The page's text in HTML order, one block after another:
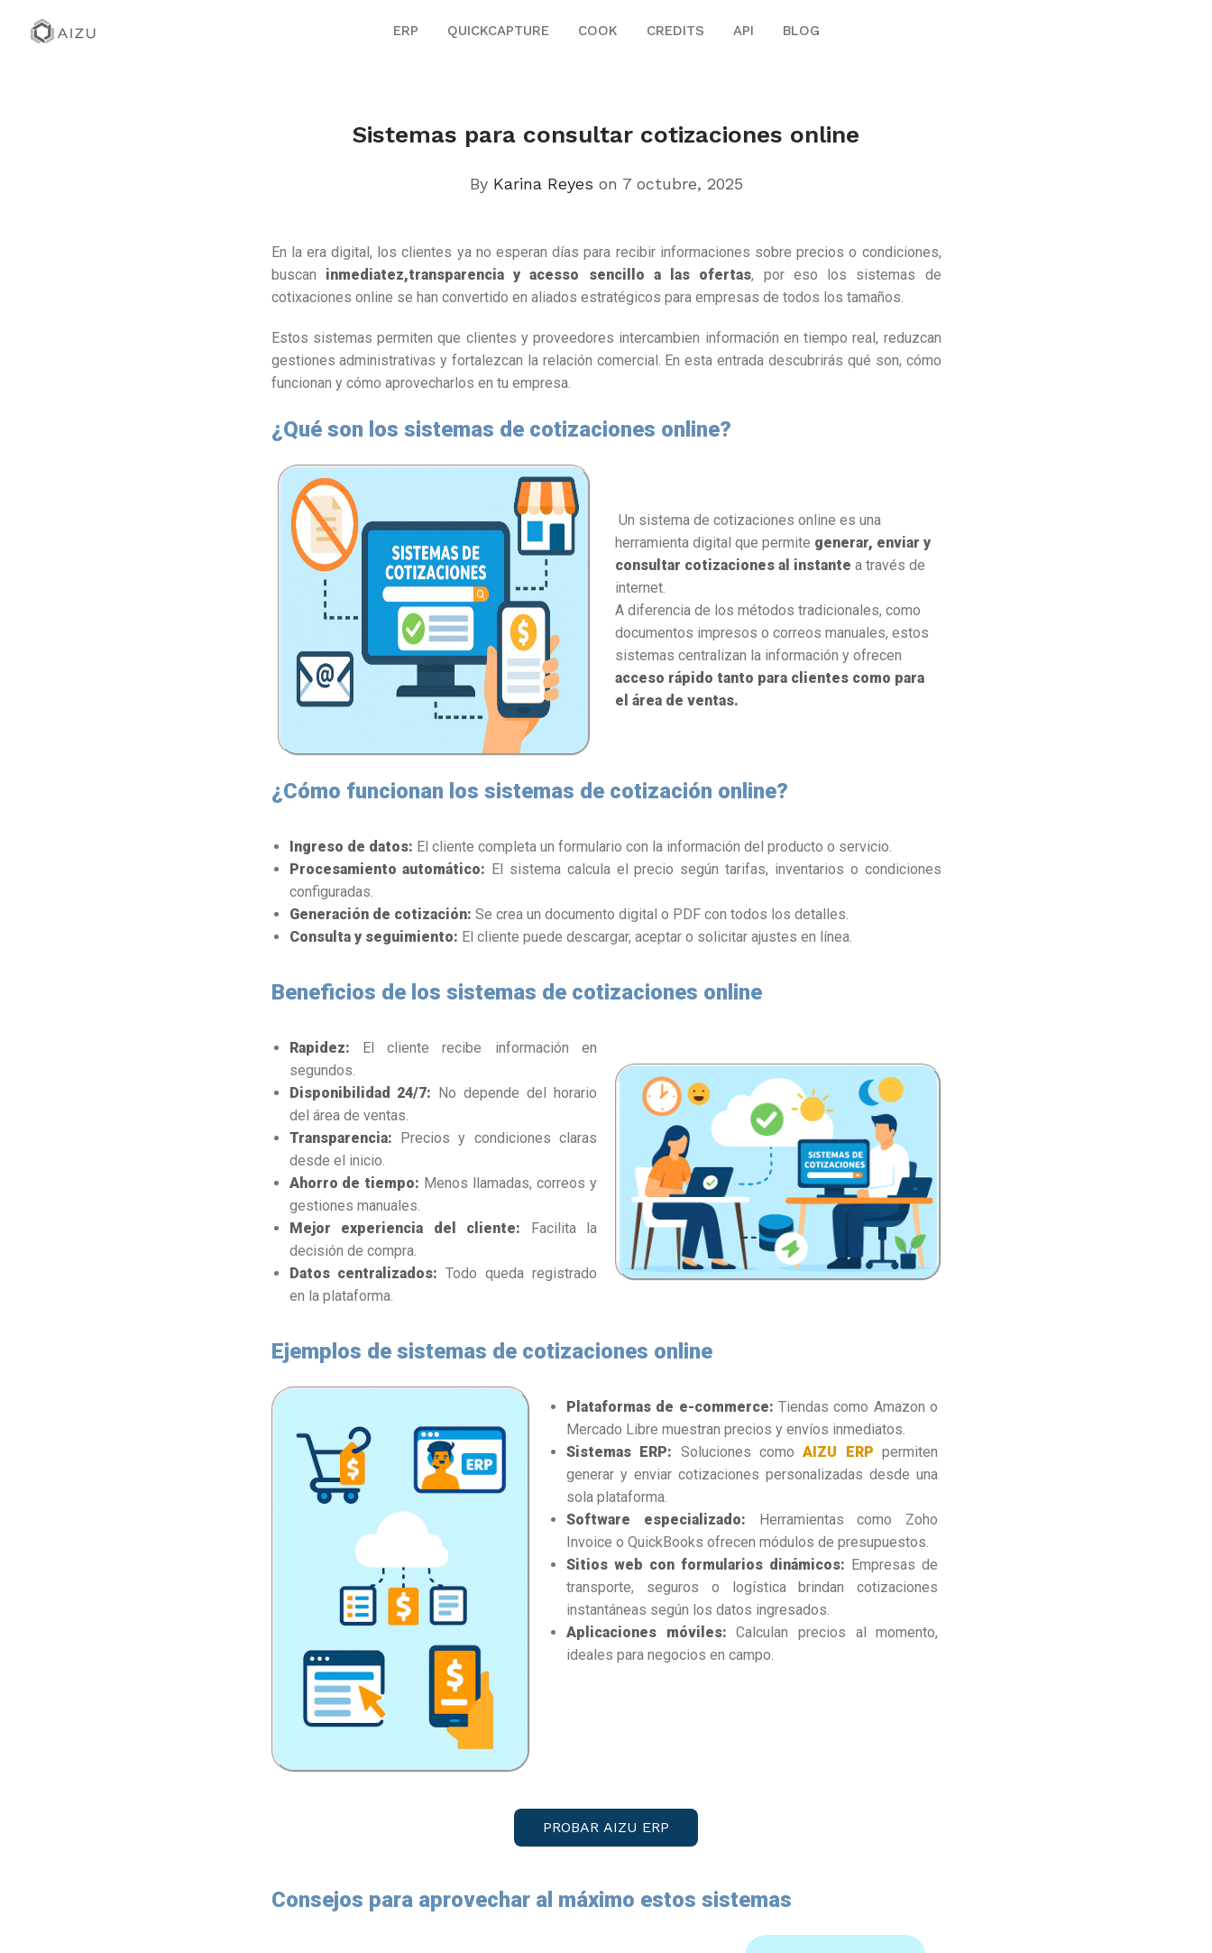
ERP QUICKCAPTURE COOK CREDITS API BLOG
Sistemas para consultar cotizaciones online
By Karina Reyes on 7 octubre, 2025
En la era digital, los clientes ya no esperan días para recibir informaciones sobre precios o condiciones,
buscan inmediatez,transparencia y acesso sencillo a las ofertas, por eso los sistemas de
cotixaciones online se han convertido en aliados estratégicos para empresas de todos los tamaños.
Estos sistemas permiten que clientes y proveedores intercambien información en tiempo real, reduzcan
gestiones administrativas y fortalezcan la relación comercial. En esta entrada descubrirás qué son, cómo
funcionan y cómo aprovecharlos en tu empresa.
¿Qué son los sistemas de cotizaciones online?
Un sistema de cotizaciones online es una
herramienta digital que permite generar, enviar y
consultar cotizaciones al instante a través de
internet.
A diferencia de los métodos tradicionales, como
documentos impresos o correos manuales, estos
sistemas centralizan la información y ofrecen
acceso rápido tanto para clientes como para
el área de ventas.
¿Cómo funcionan los sistemas de cotización online?
Ingreso de datos: El cliente completa un formulario con la información del producto o servicio.
Procesamiento automático: El sistema calcula el precio según tarifas, inventarios o condiciones
configuradas.
Generación de cotización: Se crea un documento digital o PDF con todos los detalles.
Consulta y seguimiento: El cliente puede descargar, aceptar o solicitar ajustes en línea.
Beneficios de los sistemas de cotizaciones online
Rapidez: El cliente recibe información en
segundos.
Disponibilidad 24/7: No depende del horario
del área de ventas.
Transparencia: Precios y condiciones claras
desde el inicio.
Ahorro de tiempo: Menos llamadas, correos y
gestiones manuales.
Mejor experiencia del cliente: Facilita la
decisión de compra.
Datos centralizados: Todo queda registrado
en la plataforma.
Ejemplos de sistemas de cotizaciones online
Plataformas de e-commerce: Tiendas como Amazon o
Mercado Libre muestran precios y envíos inmediatos.
Sistemas ERP: Soluciones comoAIZU ERP permiten
generar y enviar cotizaciones personalizadas desde una
sola plataforma.
Software especializado: Herramientas como Zoho
Invoice o QuickBooks ofrecen módulos de presupuestos.
Sitios web con formularios dinámicos: Empresas de
transporte, seguros o logística brindan cotizaciones
instantáneas según los datos ingresados.
Aplicaciones móviles: Calculan precios al momento,
ideales para negocios en campo.
PROBAR AIZU ERP
Consejos para aprovechar al máximo estos sistemas